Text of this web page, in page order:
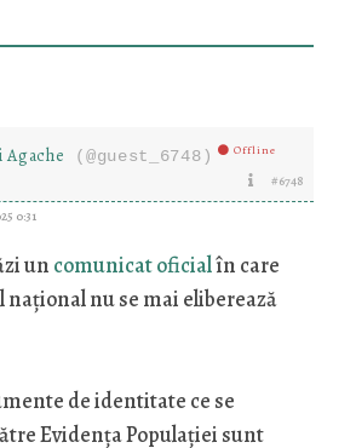
Agache (@guest_6748) Offline
#6748
0:31
un comunicat oficialîn care
național nu se mai eliberează
de identitate ce se
Evidența Populației sunt